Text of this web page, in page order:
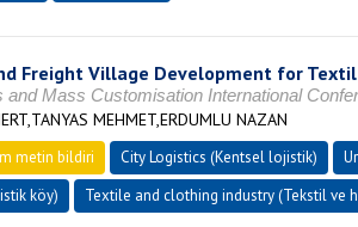
Freight Village Development for
and Mass Customisation International
MEHMET,ERDUMLU NAZAN
metin bildiri City Logistics (Kentsel lojistik)
köy)
Textile and clothing industry (Tekstil ve